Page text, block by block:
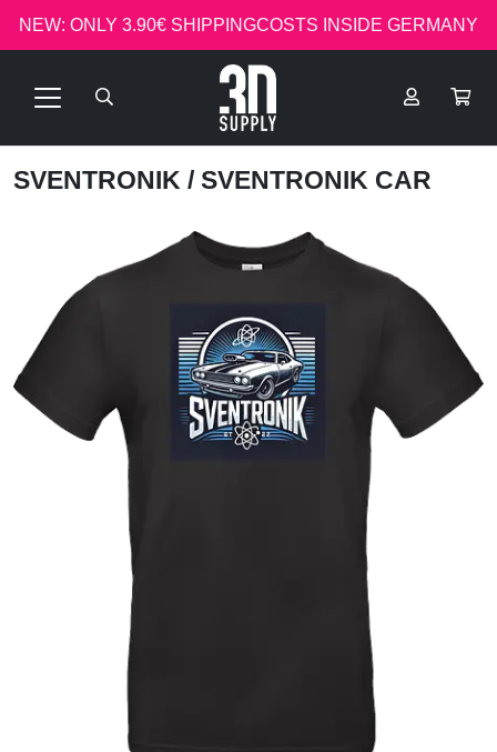
NEW: ONLY 3.90€ SHIPPINGCOSTS INSIDE GERMANY
SVENTRONIK / SVENTRONIK CAR